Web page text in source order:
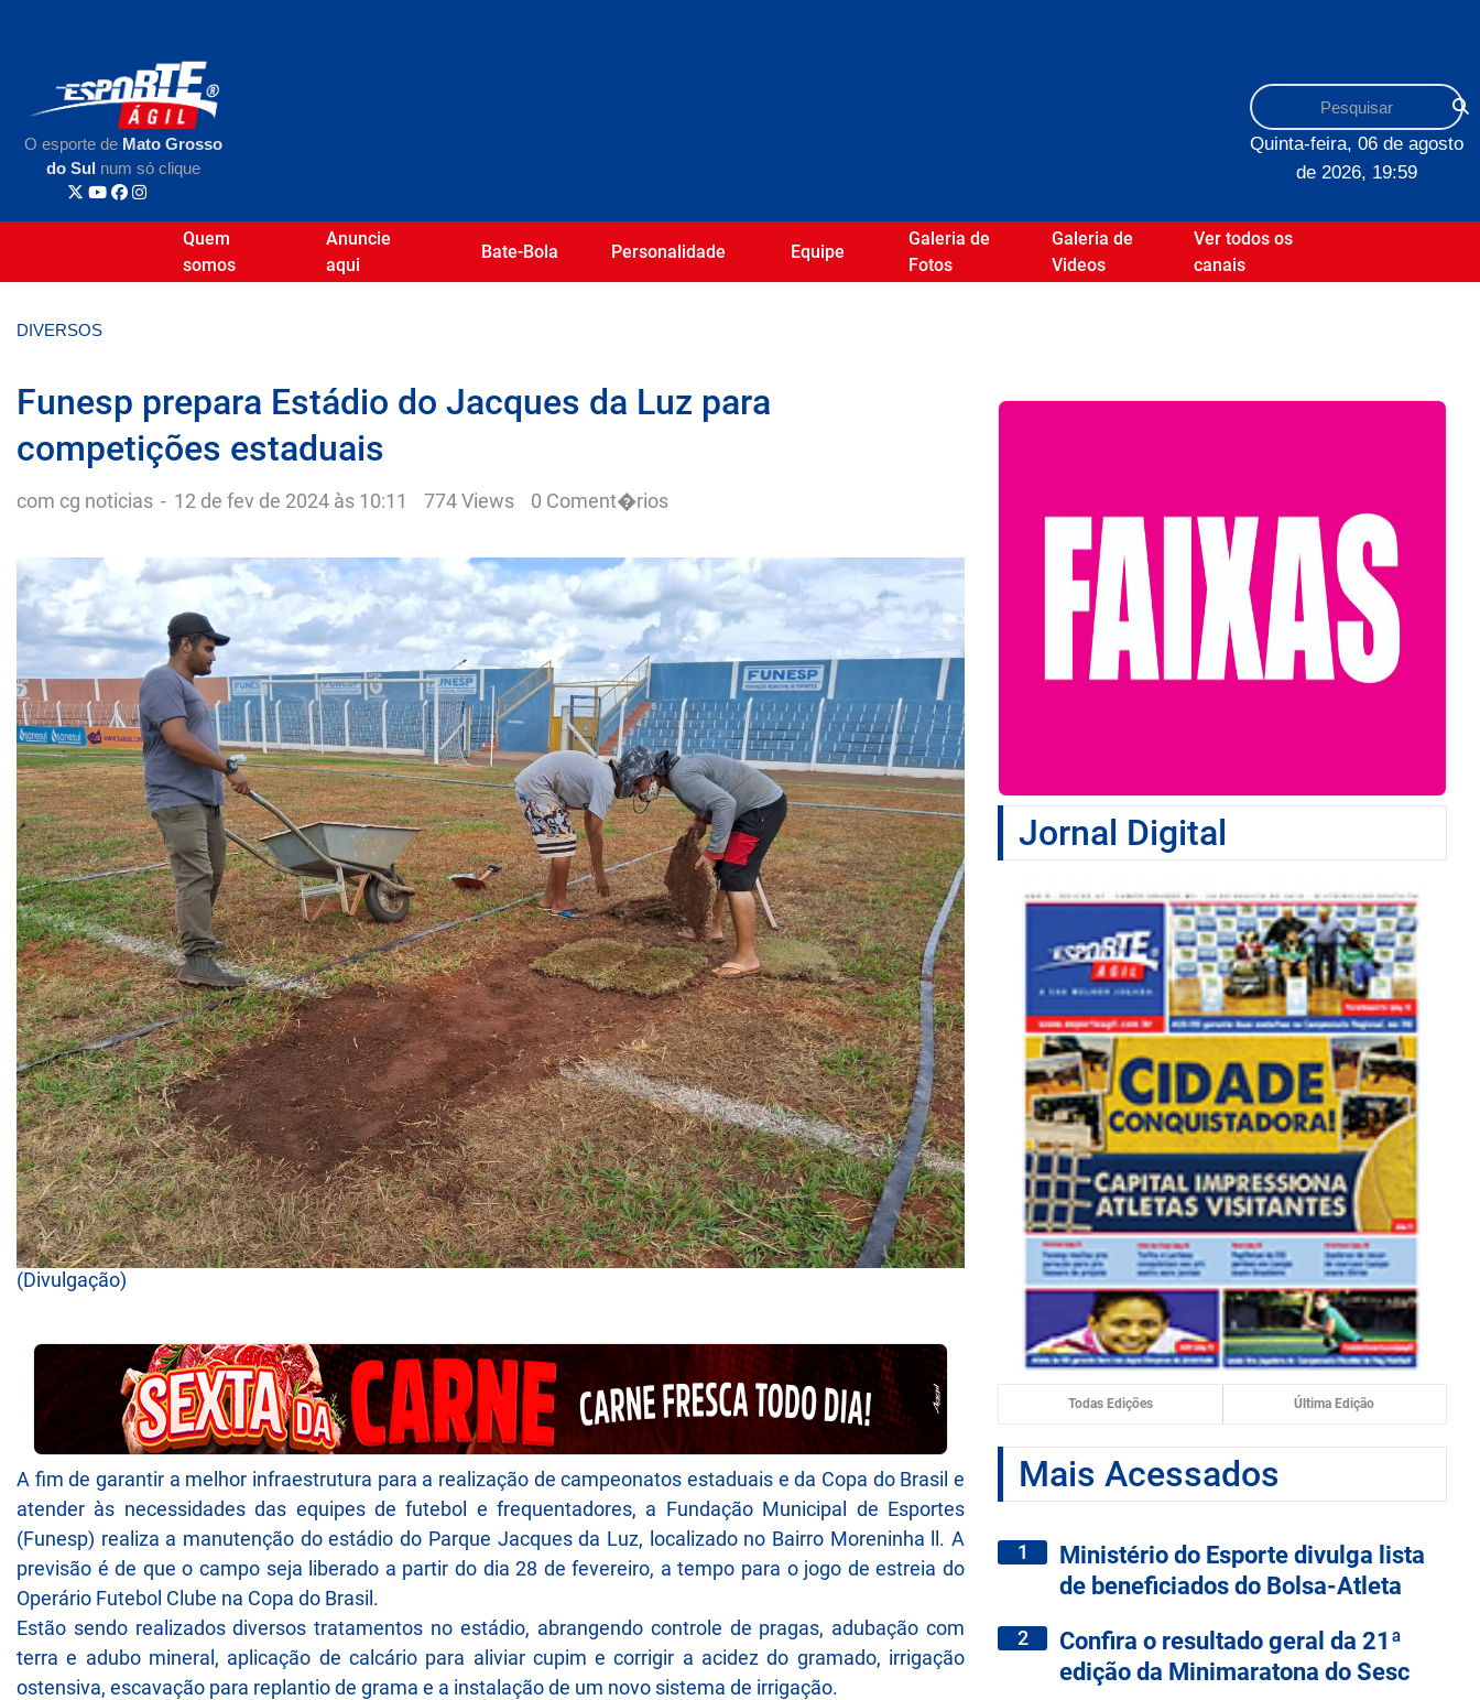
O esporte de Mato Grosso
do Sul num só clique
Quinta-feira, 06 de agosto
de 2026, 19:59
Quem
somos
Anuncie
aqui
Bate-Bola Personalidade Equipe
Galeria de
Fotos
Galeria de
Videos
Ver todos os
canais
DIVERSOS
Funesp prepara Estádio do Jacques da Luz para
competições estaduais
com cg noticias - 12 de fev de 2024 às 10:11 774 Views 0 Coment�rios
(Divulgação)
A fim de garantir a melhor infraestrutura para a realização de campeonatos estaduais e da Copa do Brasil e
atender às necessidades das equipes de futebol e frequentadores, a Fundação Municipal de Esportes
(Funesp) realiza a manutenção do estádio do Parque Jacques da Luz, localizado no Bairro Moreninha ll. A
previsão é de que o campo seja liberado a partir do dia 28 de fevereiro, a tempo para o jogo de estreia do
Operário Futebol Clube na Copa do Brasil.
Estão sendo realizados diversos tratamentos no estádio, abrangendo controle de pragas, adubação com
terra e adubo mineral, aplicação de calcário para aliviar cupim e corrigir a acidez do gramado, irrigação
ostensiva, escavação para replantio de grama e a instalação de um novo sistema de irrigação.
Jornal Digital
Todas Edições Última Edição
Mais Acessados
1
Ministério do Esporte divulga lista
de beneficiados do Bolsa-Atleta
2
Confira o resultado geral da 21ª
edição da Minimaratona do Sesc